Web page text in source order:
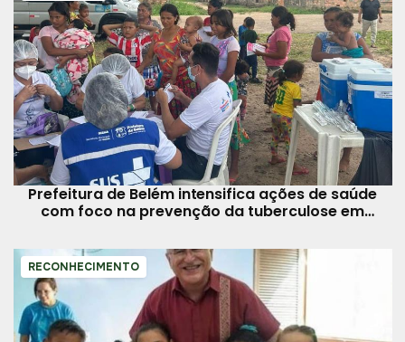
Prefeitura de Belém intensifica ações de saúde
com foco na prevenção da tuberculose em
RECONHECIMENTO